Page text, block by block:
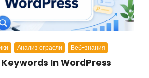
Анализ отрасли Веб-знания
In WordPress